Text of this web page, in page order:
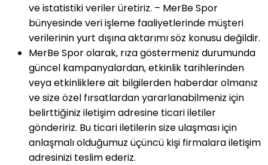
ve istatistiki veriler üretiriz. – MerBe Spor
bünyesinde veri işleme faaliyetlerinde müşteri
verilerinin yurt dışına aktarımı söz konusu değildir.
MerBe Spor olarak, rıza göstermeniz durumunda
güncel kampanyalardan, etkinlik tarihlerinden
veya etkinliklere ait bilgilerden haberdar olmanız
ve size özel fırsatlardan yararlanabilmeniz için
belirttiğiniz iletişim adresine ticari iletiler
göndeririz. Bu ticari iletilerin size ulaşması için
anlaşmalı olduğumuz üçüncü kişi firmalara iletişim
adresinizi teslim ederiz.